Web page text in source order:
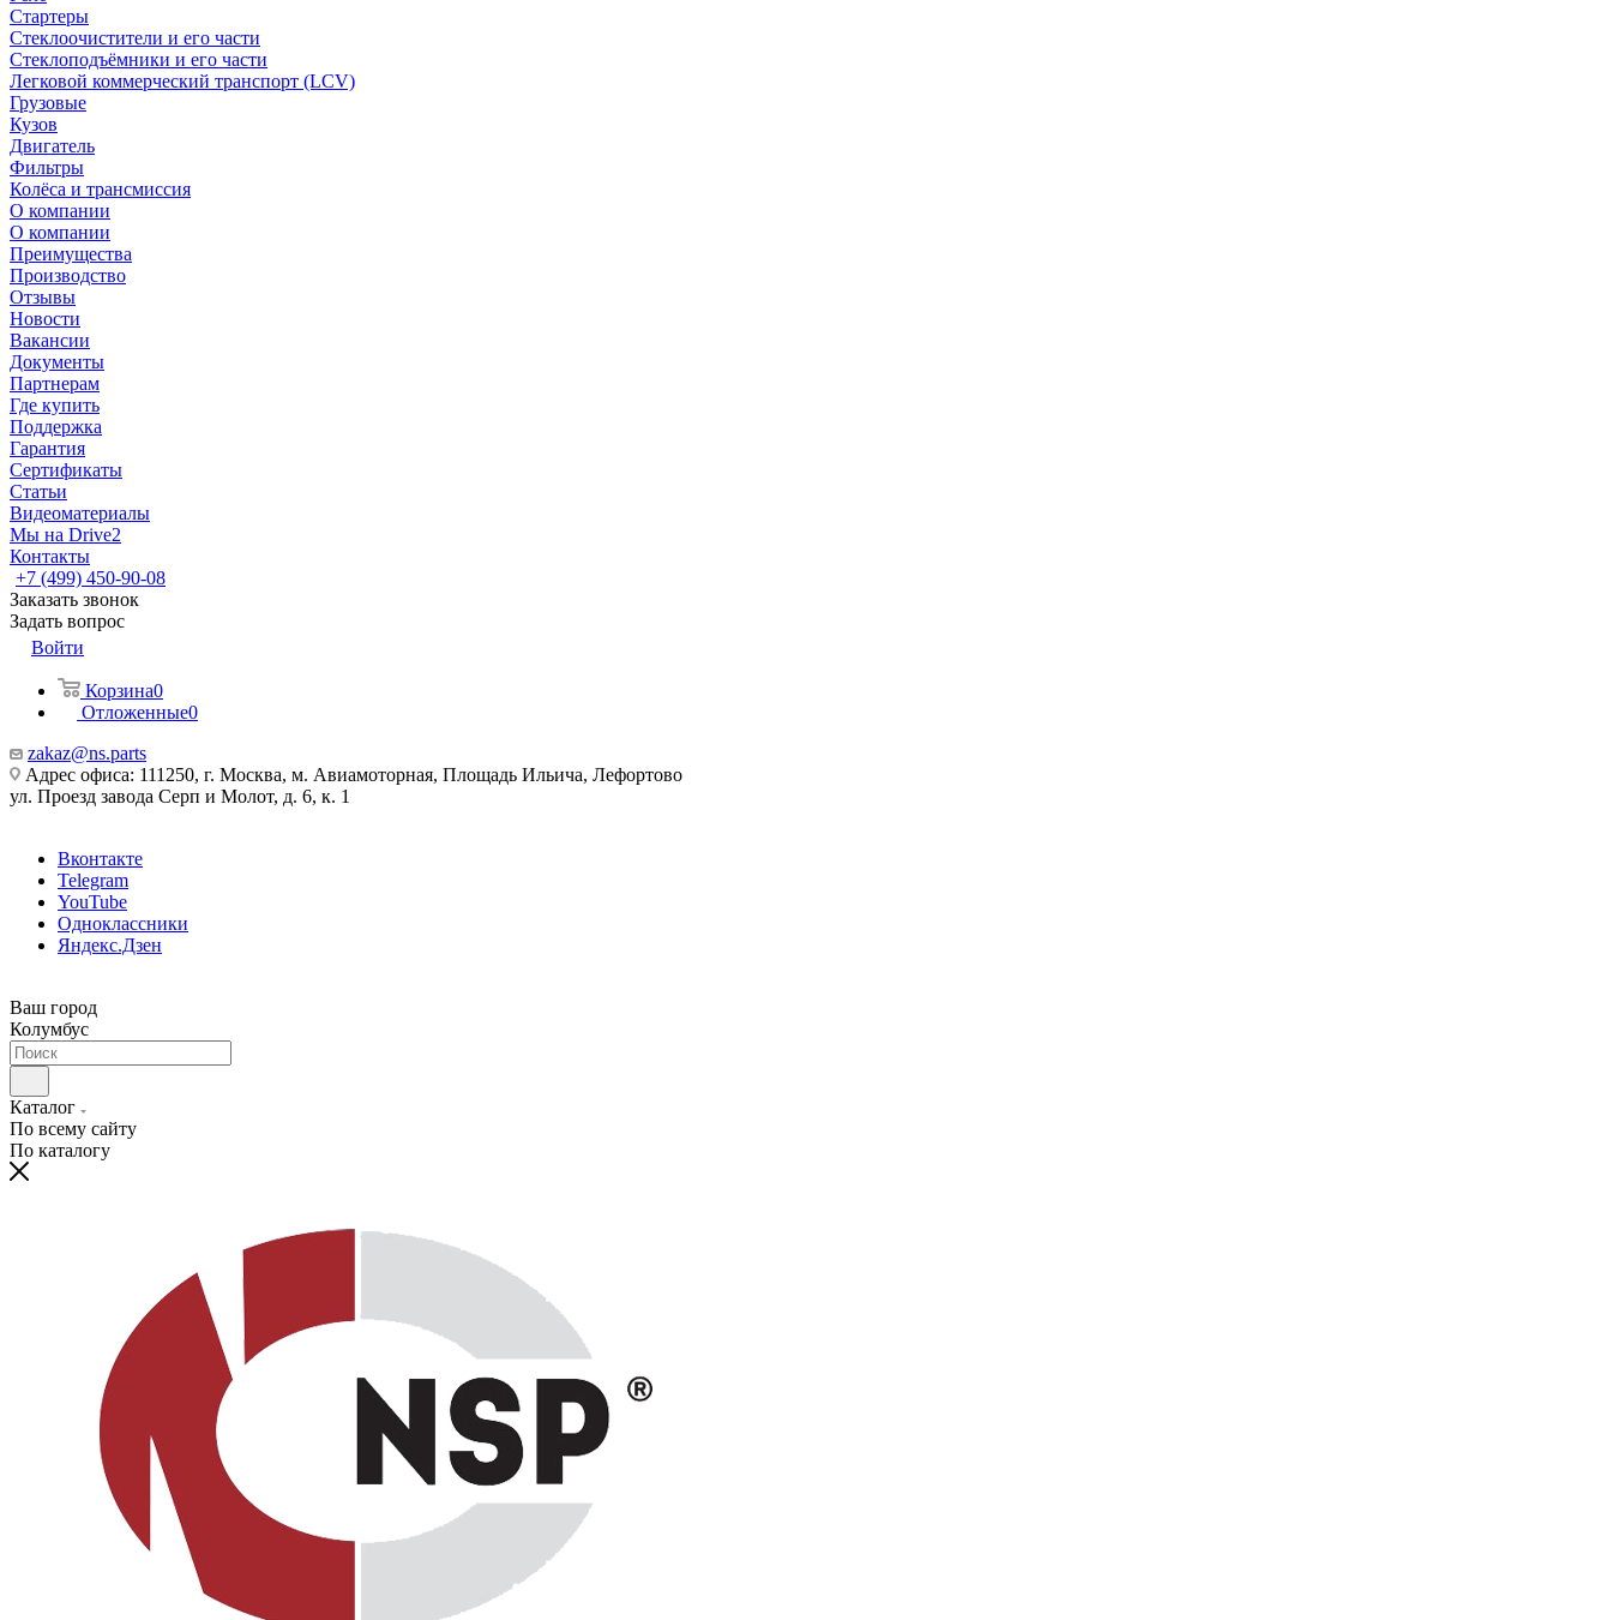
Стартеры
Стеклоочистители и его части
Стеклоподъёмники и его части
Легковой коммерческий транспорт (LCV)
Грузовые
Кузов
Двигатель
Фильтры
Колёса и трансмиссия
О компании
О компании
Преимущества
Производство
Отзывы
Новости
Вакансии
Документы
Партнерам
Где купить
Поддержка
Гарантия
Сертификаты
Статьи
Видеоматериалы
Мы на Drive2
Контакты
+7 (499) 450-90-08
Заказать звонок
Задать вопрос
Войти
Корзина0
Отложенные0
zakaz@ns.parts
Адрес офиса: 111250, г. Москва, м. Авиамоторная, Площадь Ильича, Лефортово
ул. Проезд завода Серп и Молот, д. 6, к. 1
Вконтакте
Telegram
YouTube
Одноклассники
Яндекс.Дзен
Ваш город
Колумбус
Каталог
По всему сайту
По каталогу